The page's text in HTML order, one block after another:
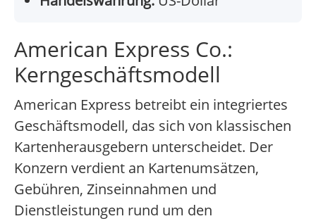
American Express Co.:
Kerngeschäftsmodell
American Express betreibt ein integriertes
Geschäftsmodell, das sich von klassischen
Kartenherausgebern unterscheidet. Der
Konzern verdient an Kartenumsätzen,
Gebühren, Zinseinnahmen und
Dienstleistungen rund um den